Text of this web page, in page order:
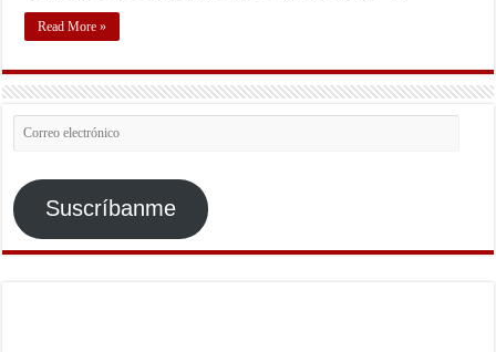
Read More »
Correo
electrónico
Suscríbanme